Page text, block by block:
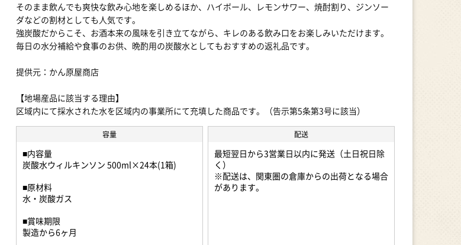
そのまま飲んでも爽快な飲み心地を楽しめるほか、ハイボール、レモンサワー、焼酎割り、ジンソー
ダなどの割材としても人気です。
強炭酸だからこそ、お酒本来の風味を引き立てながら、キレのある飲み口をお楽しみいただけます。
毎日の水分補給や食事のお供、晩酌用の炭酸水としてもおすすめの返礼品です。
提供元：かん原屋商店
【地場産品に該当する理由】
区域内にて採水された水を区域内の事業所にて充填した商品です。（告示第5条第3号に該当）
容量
■内容量
炭酸水ウィルキンソン 500ml×24本(1箱)
■原材料
水・炭酸ガス
■賞味期限
製造から6ヶ月
配送
最短翌日から3営業日以内に発送（土日祝日除
く）
※配送は、関東圏の倉庫からの出荷となる場合
があります。